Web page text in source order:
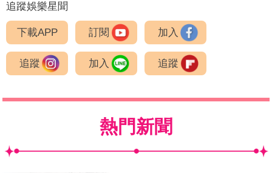
追蹤娛樂星聞
下載APP 訂閱 加入
追蹤 加入 追蹤
熱門新聞